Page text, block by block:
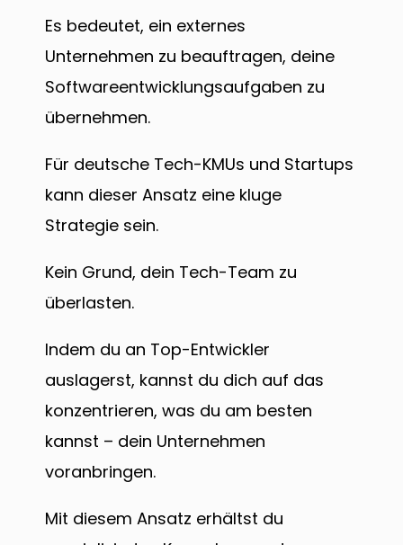
Es bedeutet, ein externes
Unternehmen zu beauftragen, deine
Softwareentwicklungsaufgaben zu
übernehmen.
Für deutsche Tech-KMUs und Startups
kann dieser Ansatz eine kluge
Strategie sein.
Kein Grund, dein Tech-Team zu
überlasten.
Indem du an Top-Entwickler
auslagerst, kannst du dich auf das
konzentrieren, was du am besten
kannst – dein Unternehmen
voranbringen.
Mit diesem Ansatz erhältst du